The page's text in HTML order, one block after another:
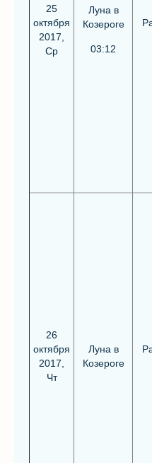
25
октября
2017,
Ср
Луна в
Козероге
03:12
26
октября
2017,
Чт
Луна в
Козероге